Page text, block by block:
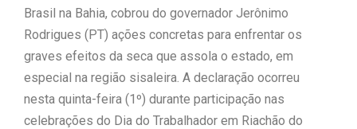
emergência para população
“Tomamos a decisão de
caminhar com Flávio Bolsonaro”, diz
Brasil na Bahia, cobrou do governador Jerônimo
Rodrigues (PT) ações concretas para enfrentar os
graves efeitos da seca que assola o estado, em
especial na região sisaleira. A declaração ocorreu
nesta quinta-feira (1º) durante participação nas
celebrações do Dia do Trabalhador em Riachão do